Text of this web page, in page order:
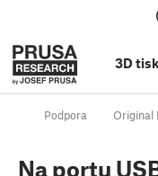
3D
Podpora Original
Na portu